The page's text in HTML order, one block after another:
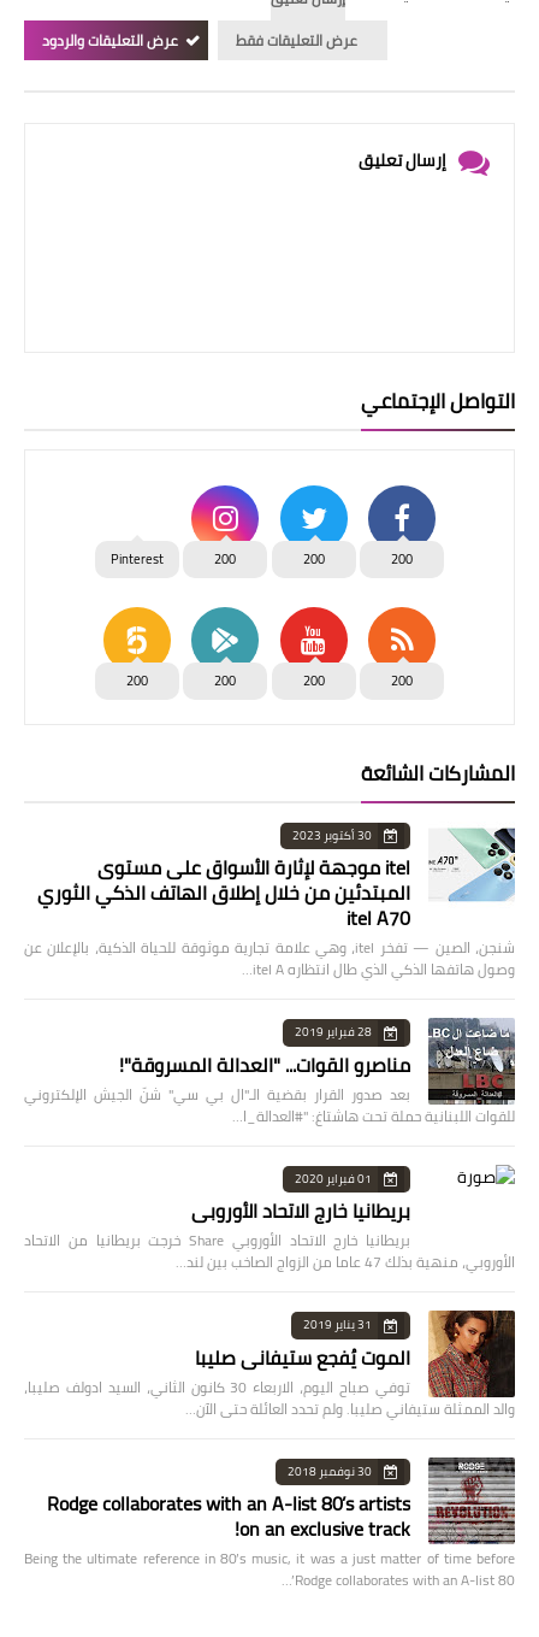
عرض التعليقات فقط
عرض التعليقات والردود
إرسال تعليق
التواصل الإجتماعي
200
200
200
Pinterest
200
200
200
200
المشاركات الشائعة
30 أكتوبر 2023
itel موجهة لإثارة الأسواق على مستوى
المبتدئين من خلال إطلاق الهاتف الذكي الثوري
itel A70
شنجن، الصين — تفخر itel، وهي علامة تجارية موثوقة للحياة الذكية، بالإعلان عن
وصول هاتفها الذكي الذي طال انتظاره itel A…
28 فبراير 2019
مناصرو القوات... "العدالة المسروقة"!
بعد صدور القرار بقضية الـ"ال بي سي" شنّ الجيش الإلكتروني
للقوات اللبنانية حملة تحت هاشتاغ: "#العدالة_ا…
01 فبراير 2020
بريطانيا خارج الاتحاد الأوروبي
بريطانيا خارج الاتحاد الأوروبي Share خرجت بريطانيا من الاتحاد
الأوروبي، منهية بذلك 47 عاما من الزواج الصاخب بين لند…
31 يناير 2019
الموت يُفجع ستيفاني صليبا
توفي صباح اليوم، الاربعاء 30 كانون الثاني، السيد ادولف صليبا،
والد الممثلة ستيفاني صليبا. ولم تحدد العائلة حتى الآن…
30 نوفمبر 2018
Rodge collaborates with an A-list 80’s artists
on an exclusive track!
Being the ultimate reference in 80’s music, it was a just matter of time before
Rodge collaborates with an A-list 80’…